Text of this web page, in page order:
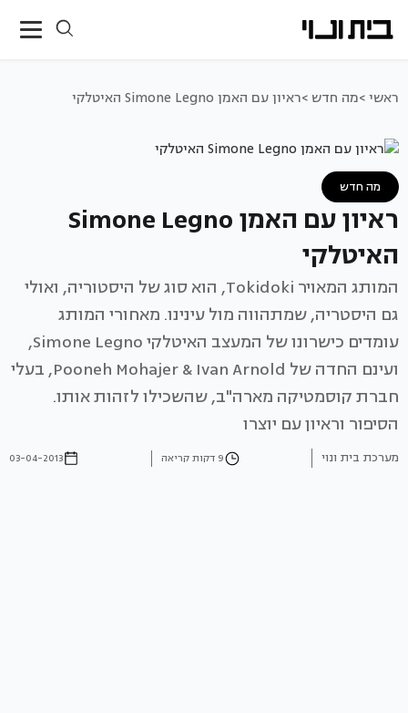
ראשי >מה חדש >ראיון עם האמן Simone Legno האיטלקי
מה חדש
ראיון עם האמן Simone Legno
האיטלקי
המותג המאויר Tokidoki, הוא סוג של היסטוריה, ואולי
גם היסטריה, שמתהווה מול עינינו. מאחורי המותג
עומדים כישרונו של המעצב האיטלקי Simone Legno,
ועינם החדה של Pooneh Mohajer & Ivan Arnold, בעלי
חברת קוסמטיקה מארה"ב, שהשכילו לזהות אותו.
הסיפור וראיון עם יוצרו
מערכת בית ונוי 9 דקות קריאה 03-04-2013